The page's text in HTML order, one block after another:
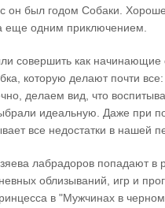
он был годом Собаки.
еще одним приключением.
совершить как
которую делают почти
делаем вид, что
идеальную. Даже при
все недостатки в нашей
лабрадоров попадают в
облизываний, игр и
в "Мужчинах в